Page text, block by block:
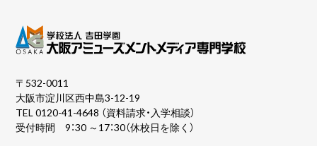
〒532-0011
大阪市淀川区西中島3-12-19
TEL0120-41-4648 （資料請求・入学相談）
受付時間 9：30 ～17：30（休校日を除く）